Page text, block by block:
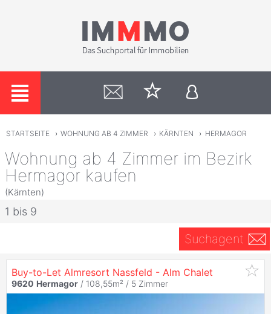
STARTSEITE › WOHNUNG AB 4 ZIMMER › KÄRNTEN › HERMAGOR
Wohnung ab 4 Zimmer im Bezirk
Hermagor kaufen
(Kärnten)
1 bis 9
Suchagent
Buy-to-Let Almresort Nassfeld - Alm Chalet
9620 Hermagor / 108,55m² / 5 Zimmer